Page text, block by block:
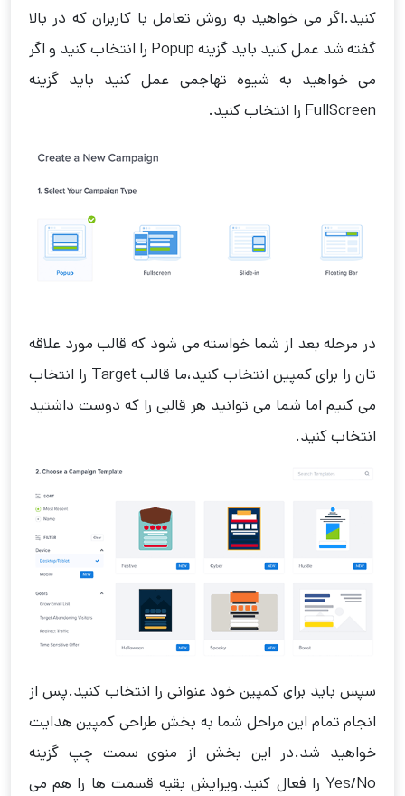
کنید.اگر می خواهید به روش تعامل با کاربران که در بالا
گفته شد عمل کنید باید گزینه Popup را انتخاب کنید و اگر
می خواهید به شیوه تهاجمی عمل کنید باید گزینه
FullScreen را انتخاب کنید.
در مرحله بعد از شما خواسته می شود که قالب مورد علاقه
تان را برای کمپین انتخاب کنید،ما قالب Target را انتخاب
می کنیم اما شما می توانید هر قالبی را که دوست داشتید
انتخاب کنید.
سپس باید برای کمپین خود عنوانی را انتخاب کنید.پس از
انجام تمام این مراحل شما به بخش طراحی کمپین هدایت
خواهید شد.در این بخش از منوی سمت چپ گزینه
Yes/No را فعال کنید.ویرایش بقیه قسمت ها را هم می